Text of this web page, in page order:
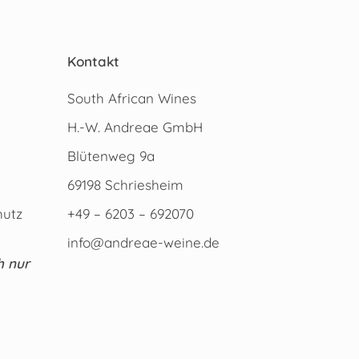
nur
Kontakt
South African Wines
H.-W. Andreae GmbH
Blütenweg 9a
69198 Schriesheim
+49 – 6203 – 692070
info@andreae-weine.de